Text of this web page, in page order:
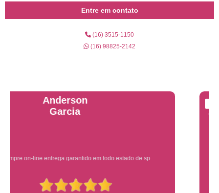
Entre em contato
(16) 3515-1150
(16) 98825-2142
Yuri Martins
Ótimo atendimento